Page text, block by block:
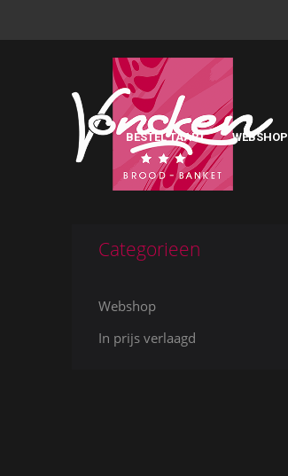
BESTEL TAART WEBSHOP
Categorieen
Webshop
In prijs verlaagd